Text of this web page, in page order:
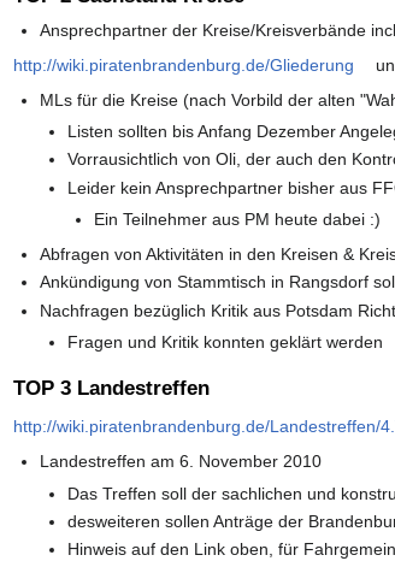
Ansprechpartner der Kreise/Kreisverbände
http://wiki.piratenbrandenburg.de/Gliederung
MLs für die Kreise (nach Vorbild der alten
Listen sollten bis Anfang Dezember
Vorrausichtlich von Oli, der auch den
Leider kein Ansprechpartner bisher aus
Ein Teilnehmer aus PM heute dabei :)
Abfragen von Aktivitäten in den Kreisen &
Ankündigung von Stammtisch in Rangsdorf
Nachfragen bezüglich Kritik aus Potsdam
Fragen und Kritik konnten geklärt werden
TOP 3 Landestreffen
http://wiki.piratenbrandenburg.de/Landestreffen/
Landestreffen am 6. November 2010
Das Treffen soll der sachlichen und
desweiteren sollen Anträge der
Hinweis auf den Link oben, für